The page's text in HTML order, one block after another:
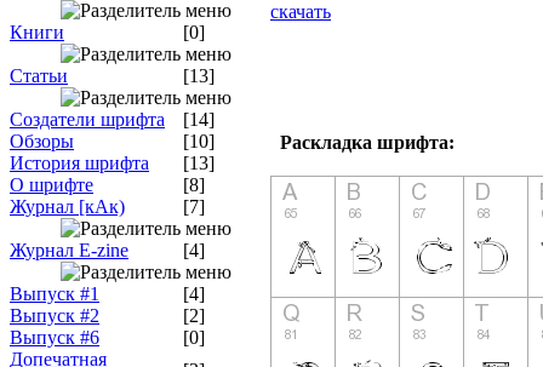
Книги [0]
Статьи [13]
Создатели шрифта
[14]
Обзоры
[10]
История шрифта
[13]
О шрифте
[8]
Журнал [кАк)
[7]
Журнал E-zine [4]
Выпуск #1
[4]
Выпуск #2
[2]
Выпуск #6
[0]
Допечатная
скачать
Раскладка шрифта: